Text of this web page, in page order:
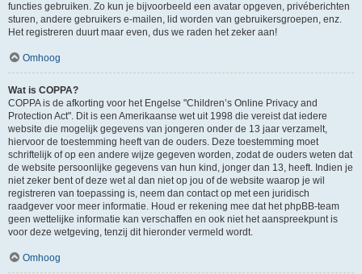
functies gebruiken. Zo kun je bijvoorbeeld een avatar opgeven, privéberichten
sturen, andere gebruikers e-mailen, lid worden van gebruikersgroepen, enz.
Het registreren duurt maar even, dus we raden het zeker aan!
Omhoog
Wat is COPPA?
COPPA is de afkorting voor het Engelse "Children’s Online Privacy and
Protection Act". Dit is een Amerikaanse wet uit 1998 die vereist dat iedere
website die mogelijk gegevens van jongeren onder de 13 jaar verzamelt,
hiervoor de toestemming heeft van de ouders. Deze toestemming moet
schriftelijk of op een andere wijze gegeven worden, zodat de ouders weten dat
de website persoonlijke gegevens van hun kind, jonger dan 13, heeft. Indien je
niet zeker bent of deze wet al dan niet op jou of de website waarop je wil
registreren van toepassing is, neem dan contact op met een juridisch
raadgever voor meer informatie. Houd er rekening mee dat het phpBB-team
geen wettelijke informatie kan verschaffen en ook niet het aanspreekpunt is
voor deze wetgeving, tenzij dit hieronder vermeld wordt.
Omhoog